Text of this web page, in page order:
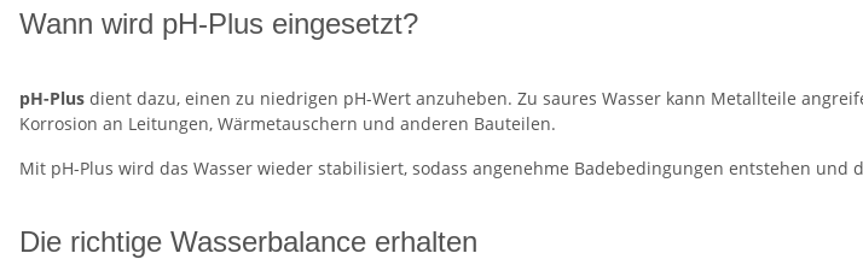
Wann wird pH-Plus eingesetzt?
pH-Plus dient dazu, einen zu niedrigen pH-Wert anzuheben. Zu saures Wasser kann Metallteile
Korrosion an Leitungen, Wärmetauschern und anderen Bauteilen.
Mit pH-Plus wird das Wasser wieder stabilisiert, sodass angenehme Badebedingungen entstehen und
Die richtige Wasserbalance erhalten